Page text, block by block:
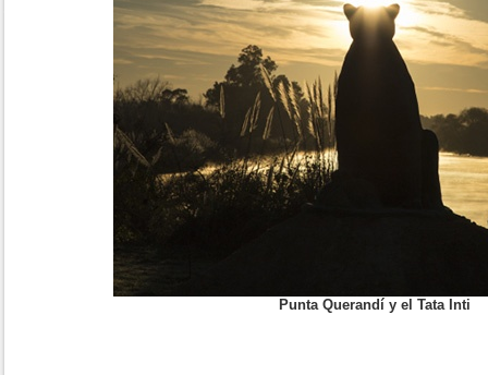
Punta Querandí y el Tata Inti